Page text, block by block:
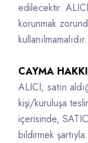
edilecektir.
korunmak
CAYMA
ALICI; satın
kişi/kuruluşa
içerisinde,
bildirmek